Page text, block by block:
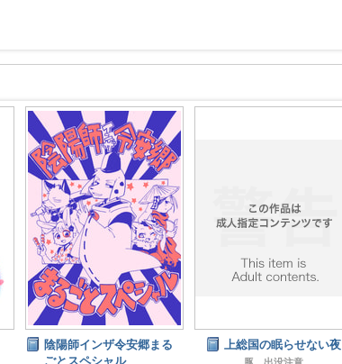
陰陽師インザ令安郷まる
ごとスペシャル
上総国の眠らせない夜